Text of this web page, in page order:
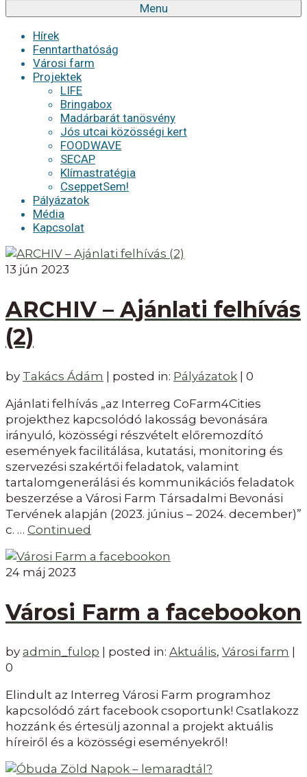
Menu
Hírek
Fenntarthatóság
Városi farm
Projektek
LIFE
Bringabox
Madárbarát tanösvény
Jós utcai közösségi kert
FOODWAVE
SECAP
Klímastratégia
CseppetSem!
Pályázatok
Média
Kapcsolat
13 jún 2023
ARCHIV – Ajánlati felhívás
(2)
by Takács Ádám posted in: Pályázatok
0
Ajánlati felhívás „az Interreg CoFarm4Cities
projekthez kapcsolódó lakosság bevonására
irányuló, közösségi részvételt előremozdító
események facilitálása, kutatási, monitoring és
szervezési szakértői feladatok, valamint
tartalomgenerálási és kommunikációs feladatok
beszerzése a Városi Farm Társadalmi Bevonási
Tervének alapján (2023. június – 2024. december)”
c. … Continued
24 máj 2023
Városi Farm a facebookon
by admin_fulop posted in: Aktuális, Városi farm
0
Elindult az Interreg Városi Farm programhoz
kapcsolódó zárt facebook csoportunk! Csatlakozz
hozzánk és értesülj azonnal a projekt aktuális
híreiről és a közösségi eseményekről!